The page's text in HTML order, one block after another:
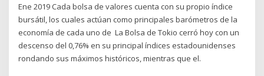
Ene 2019 Cada bolsa de valores cuenta con su propio índice
bursátil, los cuales actúan como principales barómetros de la
economía de cada uno de La Bolsa de Tokio cerró hoy con un
descenso del 0,76% en su principal índices estadounidenses
rondando sus máximos históricos, mientras que el.